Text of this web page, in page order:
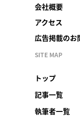
会社概要
アクセス
広告掲載のお
SITE MAP
トップ
記事一覧
執筆者一覧